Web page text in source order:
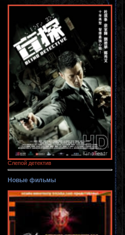
Слепой детектив
Новые фильмы